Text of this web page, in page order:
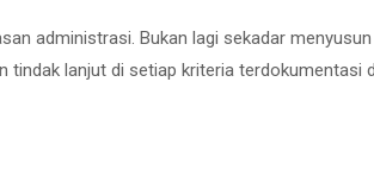
administrasi. Bukan lagi sekadar
lanjut di setiap kriteria terdokumentasi